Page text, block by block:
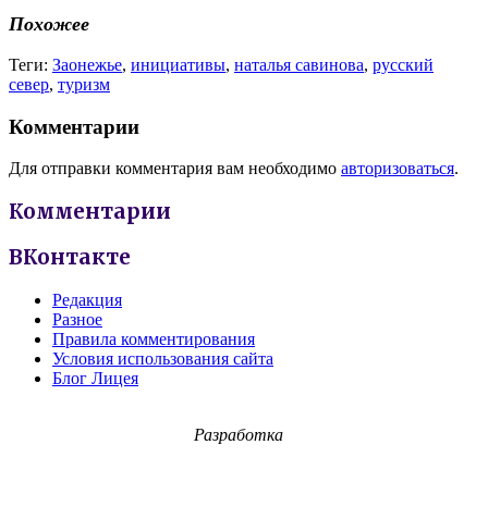
Похожее
Теги: Заонежье, инициативы, наталья савинова, русский
север, туризм
Комментарии
Для отправки комментария вам необходимо авторизоваться.
Комментарии
ВКонтакте
Редакция
Разное
Правила комментирования
Условия использования сайта
Блог Лицея
Разработка